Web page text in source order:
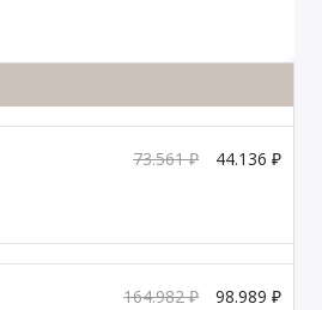
73.561 ₽ 44.136 ₽
164.982 ₽ 98.989 ₽